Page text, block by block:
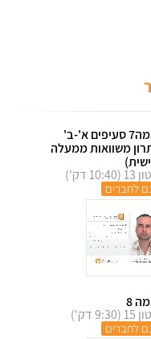
א'-ב'
משוואות ממעלה
דק')
לחברים
8
דק')
לחברים